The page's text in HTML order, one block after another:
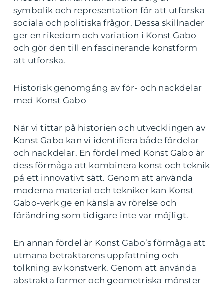
symbolik och representation för att utforska
sociala och politiska frågor. Dessa skillnader
ger en rikedom och variation i Konst Gabo
och gör den till en fascinerande konstform
att utforska.
Historisk genomgång av för- och nackdelar
med Konst Gabo
När vi tittar på historien och utvecklingen av
Konst Gabo kan vi identifiera både fördelar
och nackdelar. En fördel med Konst Gabo är
dess förmåga att kombinera konst och teknik
på ett innovativt sätt. Genom att använda
moderna material och tekniker kan Konst
Gabo-verk ge en känsla av rörelse och
förändring som tidigare inte var möjligt.
En annan fördel är Konst Gabo’s förmåga att
utmana betraktarens uppfattning och
tolkning av konstverk. Genom att använda
abstrakta former och geometriska mönster